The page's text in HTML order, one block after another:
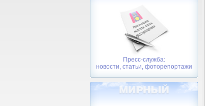
Пресс-служба:
новости, статьи, фоторепортажи